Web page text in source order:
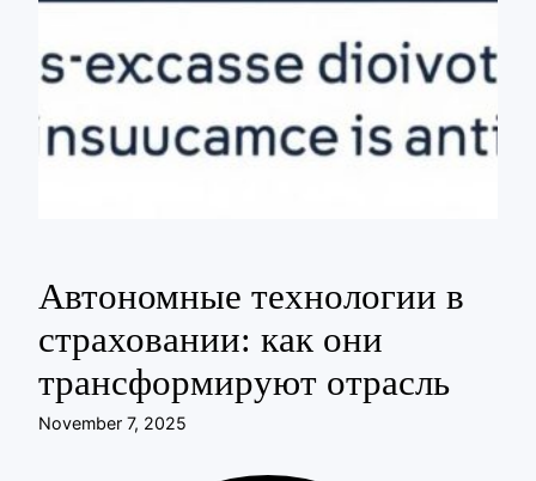
Автономные технологии в
страховании: как они
трансформируют отрасль
November 7, 2025